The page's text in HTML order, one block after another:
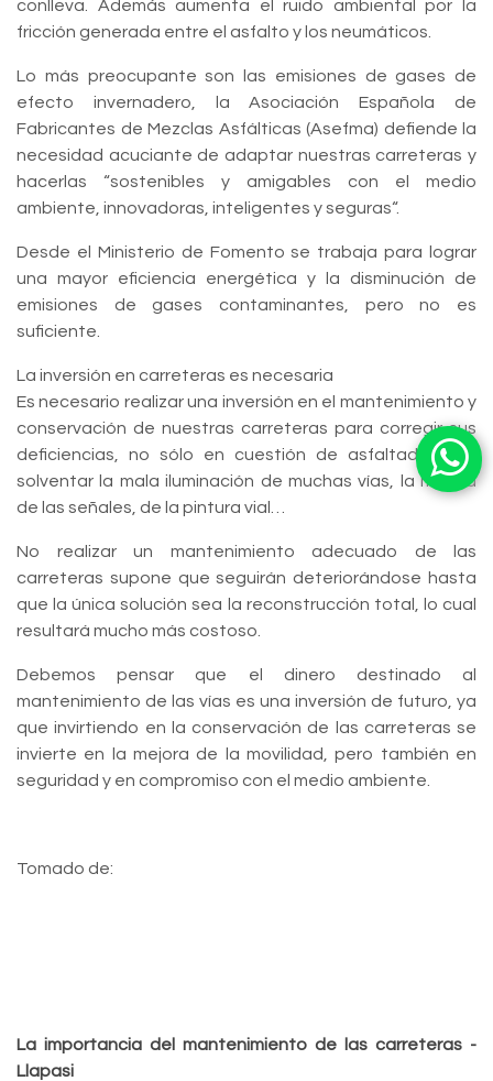
conlleva. Además aumenta el ruido ambiental por la
fricción generada entre el asfalto y los neumáticos.
Lo más preocupante son las emisiones de gases de
efecto invernadero, la Asociación Española de
Fabricantes de Mezclas Asfálticas (Asefma) defiende la
necesidad acuciante de adaptar nuestras carreteras y
hacerlas “sostenibles y amigables con el medio
ambiente, innovadoras, inteligentes y seguras“.
Desde el Ministerio de Fomento se trabaja para lograr
una mayor eficiencia energética y la disminución de
emisiones de gases contaminantes, pero no es
suficiente.
La inversión en carreteras es necesaria
Es necesario realizar una inversión en el mantenimiento y
conservación de nuestras carreteras para corregir sus
deficiencias, no sólo en cuestión de asfaltado, sino
solventar la mala iluminación de muchas vías, la mejora
de las señales, de la pintura vial…
No realizar un mantenimiento adecuado de las
carreteras supone que seguirán deteriorándose hasta
que la única solución sea la reconstrucción total, lo cual
resultará mucho más costoso.
Debemos pensar que el dinero destinado al
mantenimiento de las vías es una inversión de futuro, ya
que invirtiendo en la conservación de las carreteras se
invierte en la mejora de la movilidad, pero también en
seguridad y en compromiso con el medio ambiente.
Tomado de:
La importancia del mantenimiento de las carreteras -
Llapasi